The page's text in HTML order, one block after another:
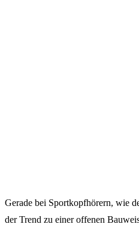
Gerade bei Sportkopfhörern, wie
der Trend zu einer offenen